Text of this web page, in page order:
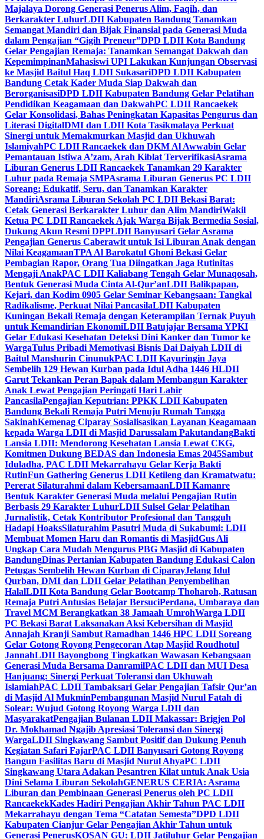
Majalaya Dorong Generasi Penerus Alim, Faqih, dan
Berkarakter LuhurLDII Kabupaten Bandung Tanamkan
Semangat Mandiri dan Bijak Finansial pada Generasi Muda
dalam Pengajian “Gigih Preneur”DPD LDII Kota Bandung
Gelar Pengajian Remaja: Tanamkan Semangat Dakwah dan
KepemimpinanMahasiswi UPI Lakukan Kunjungan Observasi
ke Masjid Baitul Haq LDII SukasariDPD LDII Kabupaten
Bandung Cetak Kader Muda Siap Dakwah dan
BerorganisasiDPD LDII Kabupaten Bandung Gelar Pelatihan
Pendidikan Keagamaan dan DakwahPC LDII Rancaekek
Gelar Konsolidasi, Bahas Peningkatan Kapasitas Pengurus dan
Literasi DigitalDMI dan LDII Kota Tasikmalaya Perkuat
Sinergi untuk Memakmurkan Masjid dan Ukhuwah
IslamiyahPC LDII Rancaekek dan DKM Al Awwabin Gelar
Pemantauan Istiwa A’zam, Arah Kiblat TerverifikasiAsrama
Liburan Generus LDII Rancaekek Tanamkan 29 Karakter
Luhur pada Remaja SMPAsrama Liburan Generus PC LDII
Soreang: Edukatif, Seru, dan Tanamkan Karakter
MandiriAsrama Liburan Sekolah PC LDII Bekasi Barat:
Cetak Generasi Berkarakter Luhur dan Alim MandiriWakil
Ketua PC LDII Rancaekek Ajak Warga Bijak Bermedia Sosial,
Dukung Akun Resmi DPPLDII Banyusari Gelar Asrama
Pengajian Generus Caberawit untuk Isi Liburan Anak dengan
Nilai KeagamaanTPA Al Barokatul Ghoni Bekasi Gelar
Pembagian Rapor, Orang Tua Diingatkan Jaga Rutinitas
Mengaji AnakPAC LDII Kaliabang Tengah Gelar Munaqosah,
Bentuk Generasi Muda Cinta Al-Qur’anLDII Balikpapan,
Kejari, dan Kodim 0905 Gelar Seminar Kebangsaan: Tangkal
Radikalisme, Perkuat Nilai PancasilaLDII Kabupaten
Kuningan Bekali Remaja dengan Keterampilan Ternak Puyuh
untuk Kemandirian EkonomiLDII Batujajar Bersama YPKI
Gelar Edukasi Kesehatan Deteksi Dini Kanker dan Tumor ke
WargaTulus Pribadi Memotivasi Bisnis Dai Daiyah LDII di
Baitul Manshurin CinunukPAC LDII Kayuringin Jaya
Sembelih 129 Hewan Kurban pada Idul Adha 1446 HLDII
Garut Tekankan Peran Bapak dalam Membangun Karakter
Anak Lewat Pengajian Peringati Hari Lahir
PancasilaPengajian Keputrian: PPKK LDII Kabupaten
Bandung Bekali Remaja Putri Menuju Rumah Tangga
SakinahKemenag Ciparay Sosialisasikan Layanan Keagamaan
kepada Warga LDII di Masjid Darussalam PakutandangBakti
Lansia LDII: Mendorong Kesehatan Lansia Lewat CKG,
Komitmen Dukung BEDAS dan Indonesia Emas 2045Sambut
Iduladha, PAC LDII Mekarrahayu Gelar Kerja Bakti
RutinFun Gathering Generus LDII Ketileng dan Kramatwatu:
Pererat Silaturahmi dalam KebersamaanLDII Kamanre
Bentuk Karakter Generasi Muda melalui Pengajian Rutin
Berbasis 29 Karakter LuhurLDII Sulsel Gelar Pelatihan
Jurnalistik, Cetak Kontributor Profesional dan Tangguh
Hadapi HoaksSilaturahim Pasutri Muda di Sukabumi: LDII
Membuat Momen Haru dan Romantis di MasjidGus Ali
Ungkap Cara Mudah Mengurus PBG Masjid di Kabupaten
BandungDinas Pertanian Kabupaten Bandung Edukasi Calon
Petugas Sembelih Hewan Kurban di CiparayJelang Idul
Qurban, DMI dan LDII Gelar Pelatihan Penyembelihan
HalalLDII Kota Bandung Gelar Bootcamp Thoharoh, Ratusan
Remaja Putri Antusias Belajar BersuciPerdana, Umbaraya dan
Travel MCM Berangkatkan 38 Jamaah UmrohWarga LDII
PC Bekasi Barat Laksanakan Aksi Kebersihan di Masjid
Annajah Kranji Sambut Ramadhan 1446 HPC LDII Soreang
Gelar Gotong Royong Pengecoran Atap Masjid Roudhotul
JannahLDII Bayongbong Tingkatkan Wawasan Kebangsaan
Generasi Muda Bersama DanramilPAC LDII dan MUI Desa
Hanjuang: Sinergi Perkuat Toleransi dan Ukhuwah
IslamiahPAC LDII Tambaksari Gelar Pengajian Tafsir Qur’an
di Masjid Al MukminPembangunan Masjid Nurul Fatah di
Solear: Wujud Gotong Royong Warga LDII dan
MasyarakatPengajian Bulanan LDII Makassar: Brigjen Pol
Dr. Mokhamad Ngajib Apresiasi Toleransi dan Sinergi
WargaLDII Singkawang Sambut Positif dan Dukung Penuh
Kegiatan Safari FajarPAC LDII Banyusari Gotong Royong
Bangun Fasilitas Baru di Masjid Nurul AhyaPC LDII
Singkawang Utara Adakan Pesantren Kilat untuk Anak Usia
Dini Selama Liburan SekolahGENERUS CERIA: Asrama
Liburan dan Pembinaan Generasi Penerus oleh PC LDII
RancaekekKades Hadiri Pengajian Akhir Tahun PAC LDII
Mekarrahayu dengan Tema “Catatan Semesta”DPD LDII
Kabupaten Cianjur Gelar Pengajian Akhir Tahun untuk
Generasi PenerusKOSAN GU: LDII Jatiluhur Gelar Pengajian